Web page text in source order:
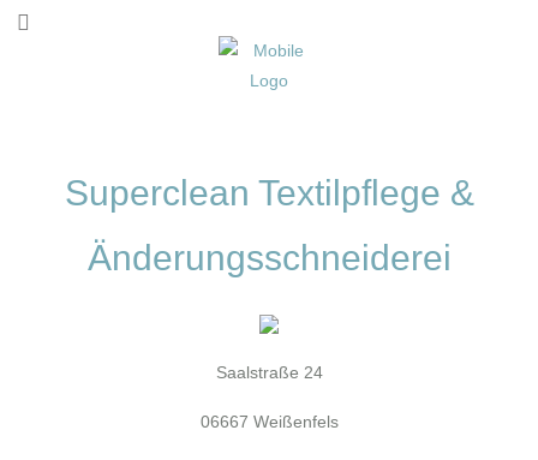
Superclean Textilpflege &
Änderungsschneiderei
Saalstraße 24
06667 Weißenfels